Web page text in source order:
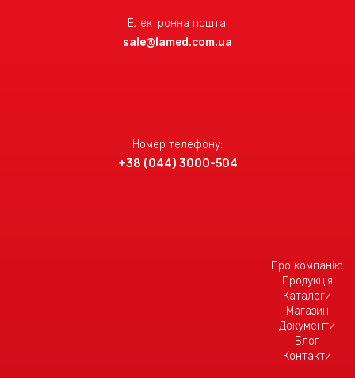
Електронна пошта:
sale@lamed.com.ua
Номер телефону:
+38 (044) 3000-504
Про компанію
Продукція
Каталоги
Магазин
Документи
Блог
Контакти